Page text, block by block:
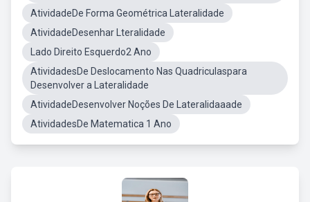
AtividadeDe Forma Geométrica Lateralidade
AtividadeDesenhar Lteralidade
Lado Direito Esquerdo2 Ano
AtividadesDe Deslocamento Nas Quadriculaspara
Desenvolver a Lateralidade
AtividadeDesenvolver Noções De Lateralidaaade
AtividadesDe Matematica 1 Ano